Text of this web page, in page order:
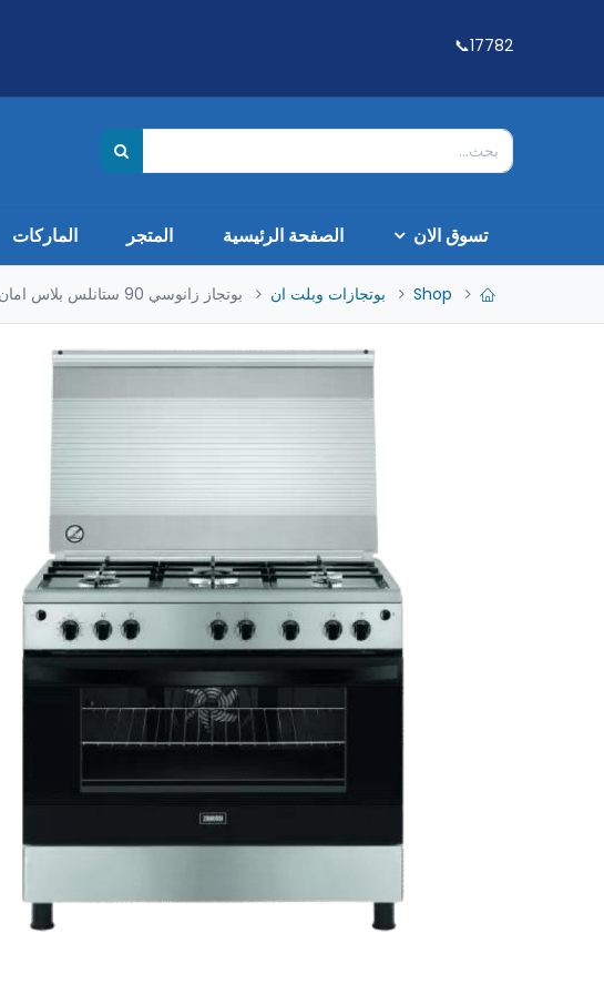
17782📞
تسوق الان الصفحة الرئيسية المتجر الماركات
Shop بوتجازات وبلت ان بوتجاز زانوسي 90 ستانلس بلاس امان كامل مروحه 2 مفتاح حمالات خفيفه 6503 ZCG922A6XA